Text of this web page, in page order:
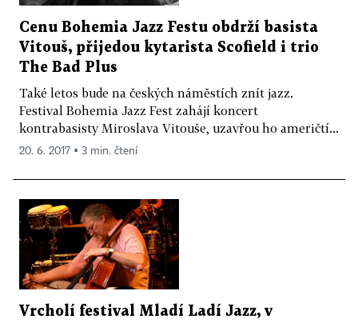
Cenu Bohemia Jazz Festu obdrží basista
Vitouš, přijedou kytarista Scofield i trio
The Bad Plus
Také letos bude na českých náměstích znít jazz.
Festival Bohemia Jazz Fest zahájí koncert
kontrabasisty Miroslava Vitouše, uzavřou ho američtí...
20. 6. 2017 ▪ 3 min. čtení
Vrcholí festival Mladí Ladí Jazz, v